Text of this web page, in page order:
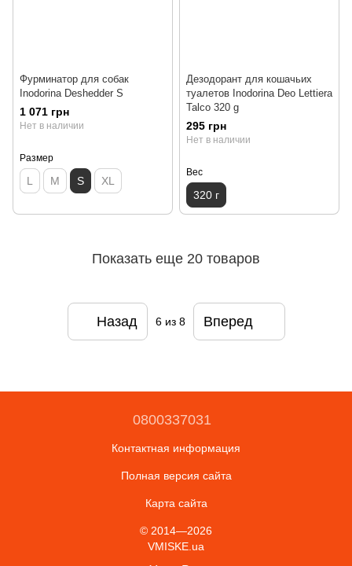
Фурминатор для собак
Inodorina Deshedder S
1 071 грн
Нет в наличии
Размер
L M S XL
Дезодорант для кошачьих
туалетов Inodorina Deo Lettiera
Talco 320 g
295 грн
Нет в наличии
Вес
320 г
Показать еще 20 товаров
Назад 6из 8 Вперед
0800337031
Контактная информация
Полная версия сайта
Карта сайта
© 2014—2026
VMISKE.ua